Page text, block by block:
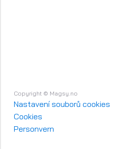
Copyright © Magsy.no
Nastavení souborů cookies
Cookies
Personvern